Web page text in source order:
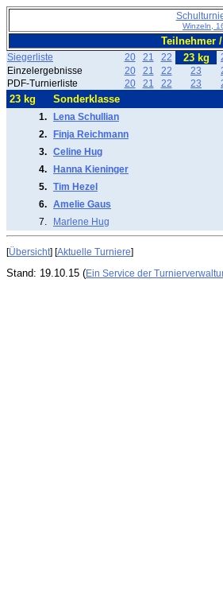
Winzeln,
Teilnehmer
Siegerliste 20 21 22 23 kg
Einzelergebnisse
20 21 22 23
PDF-Turnierliste
20 21 22 23
23 kg Sonderklasse
1. Lena Schullian
2.
Finja Reichmann
3. Celine Hug
4.
Hanna Kieninger
5. Tim Hezel
6. Amelie Gaus
7.
Marlene Hug
[Übersicht] [Aktuelle Turniere]
Stand: 19.10.15 (Ein Service der